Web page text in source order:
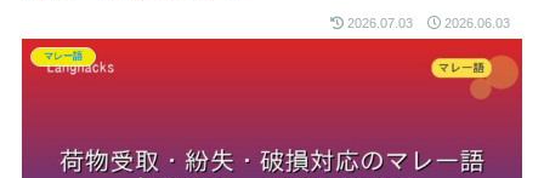
2026.07.03 2026.06.03
マレー語